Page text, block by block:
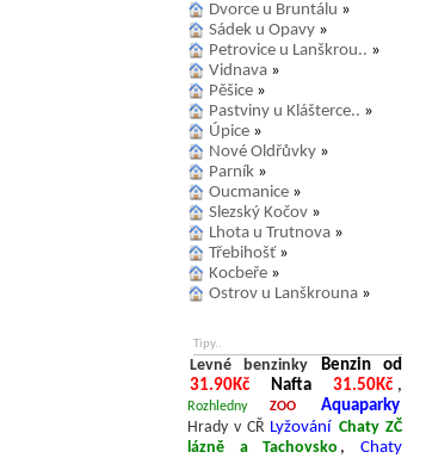
Dvorce u Bruntálu »
Sádek u Opavy »
Petrovice u Lanškrou.. »
Vidnava »
Pěšice »
Pastviny u Klášterce.. »
Úpice »
Nové Oldřůvky »
Parník »
Oucmanice »
Slezský Kočov »
Lhota u Trutnova »
Třebihošť »
Kocbeře »
Ostrov u Lanškrouna »
Tipy..
Levné benzinky Benzin od
31.90Kč
Nafta 31.50Kč ,
Rozhledny ZOO
Aquaparky
Hrady v CŘ Lyžování Chaty ZČ
lázně a Tachovsko ,Chaty